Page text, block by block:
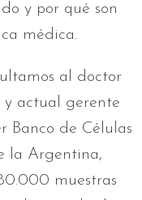
y por qué son
médica.
al doctor
y actual gerente
Banco de Células
la Argentina,
muestras